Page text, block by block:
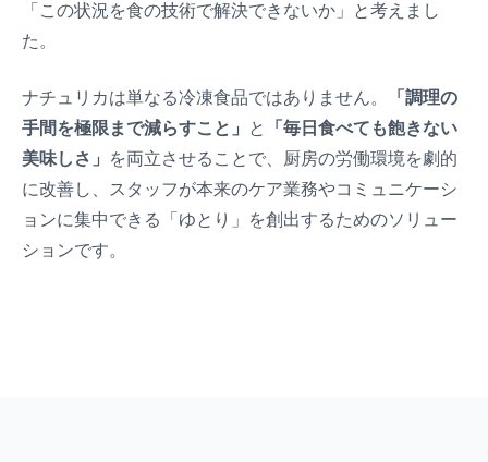
「この状況を食の技術で解決できないか」と考えまし
た。
ナチュリカは単なる冷凍食品ではありません。
「調理の
手間を極限まで減らすこと」
と
「毎日食べても飽きない
美味しさ」
を両立させることで、厨房の労働環境を劇的
に改善し、スタッフが本来のケア業務やコミュニケーシ
ョンに集中できる「ゆとり」を創出するためのソリュー
ションです。